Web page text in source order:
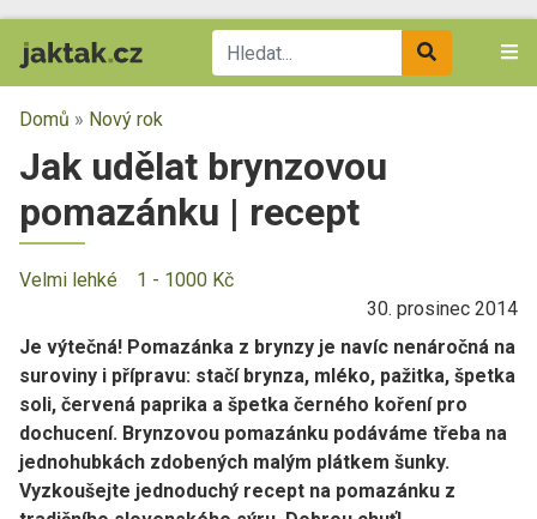
Domů » Nový rok
Jak udělat brynzovou
pomazánku | recept
Velmi lehké
1 - 1000 Kč
30. prosinec 2014
Je výtečná! Pomazánka z brynzy je navíc nenáročná na
suroviny i přípravu: stačí brynza, mléko, pažitka, špetka
soli, červená paprika a špetka černého koření pro
dochucení. Brynzovou pomazánku podáváme třeba na
jednohubkách zdobených malým plátkem šunky.
Vyzkoušejte jednoduchý recept na pomazánku z